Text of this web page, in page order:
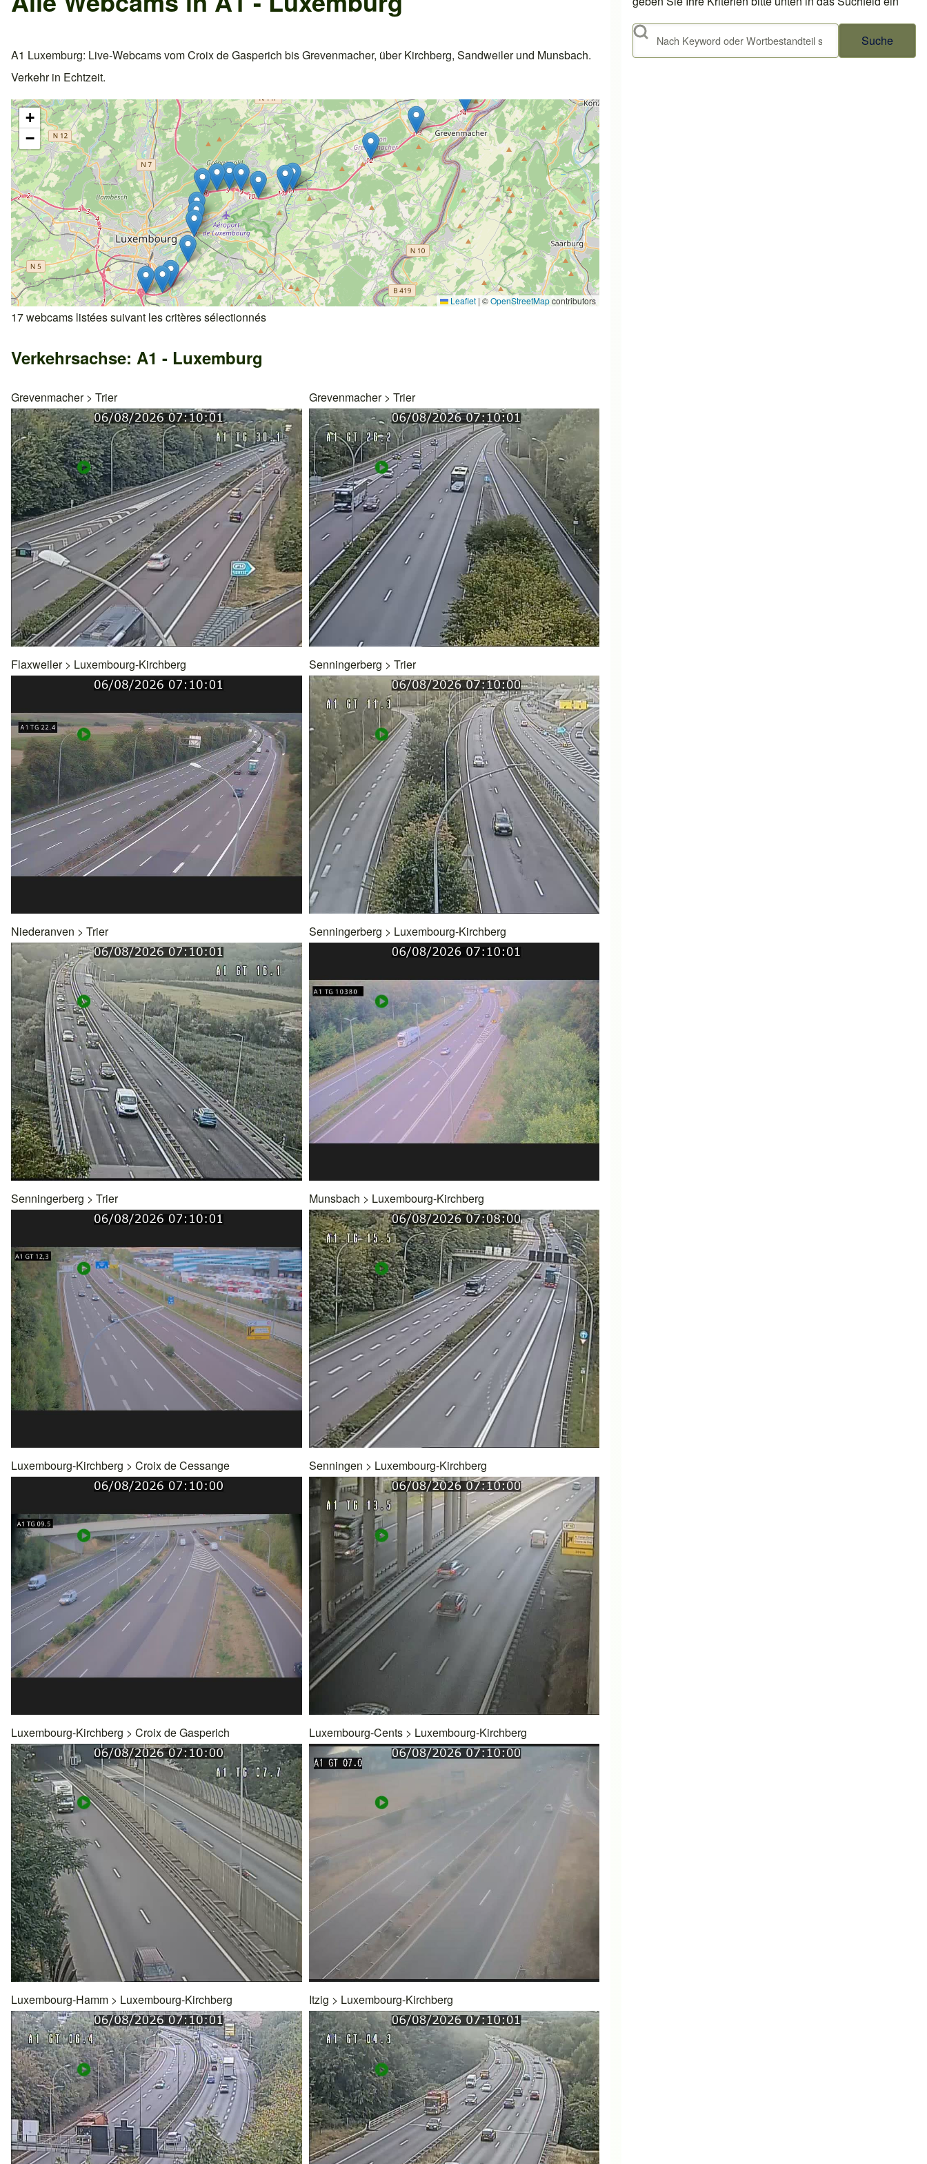
A1 Luxemburg: Live-Webcams vom Croix de Gasperich bis Grevenmacher, über Kirchberg, Sandweiler und Munsbach.
Verkehr in Echtzeit.
+
−
Leaflet | ©OpenStreetMapcontributors
17 webcams listées suivant les critères sélectionnés
Verkehrsachse: A1 - Luxemburg
Grevenmacher> Trier Grevenmacher> Trier
Flaxweiler> Luxembourg-Kirchberg Senningerberg > Trier
Niederanven > Trier Senningerberg > Luxembourg-Kirchberg
Senningerberg > Trier Munsbach > Luxembourg-Kirchberg
Luxembourg-Kirchberg > Croix de Cessange Senningen > Luxembourg-Kirchberg
Luxembourg-Kirchberg > Croix de Gasperich Luxembourg-Cents> Luxembourg-Kirchberg
Luxembourg-Hamm > Luxembourg-Kirchberg Itzig > Luxembourg-Kirchberg
Suche